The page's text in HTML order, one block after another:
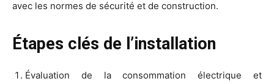
avec les normes de sécurité et de construction.
Étapes clés de l’installation
Évaluation de la consommation électrique et